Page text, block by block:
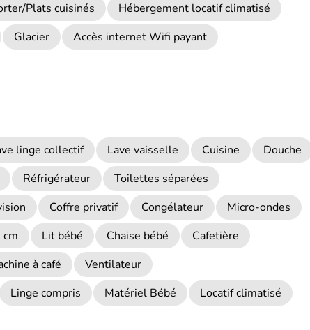
Plats cuisinés
Hébergement locatif climatisé
Glacier
Accès internet Wifi payant
linge collectif Lave vaisselle Cuisine
Douche
Réfrigérateur
Toilettes séparées
Coffre privatif Congélateur
Micro-ondes
Lit bébé Chaise bébé
Cafetière
à café
Ventilateur
Linge compris Matériel Bébé Locatif climatisé